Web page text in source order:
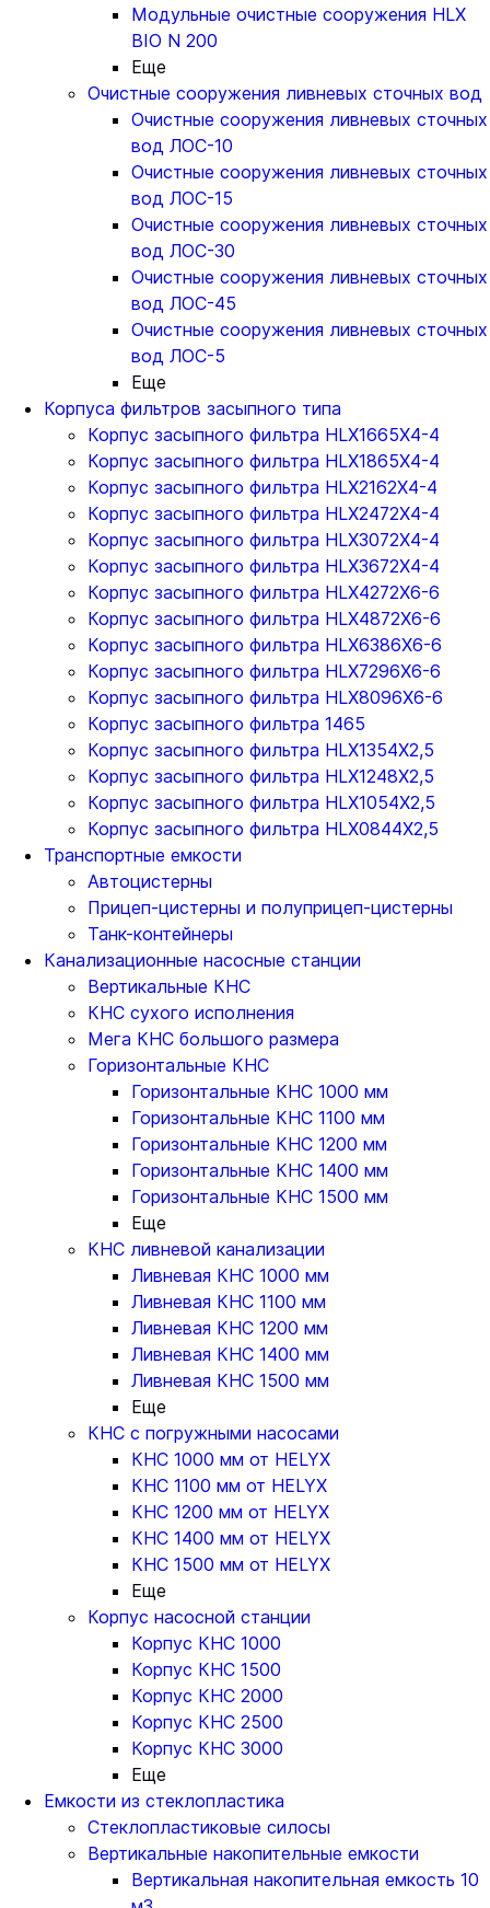
Модульные очистные сооружения HLX
BIO N 200
Еще
Очистные сооружения ливневых сточных вод
Очистные сооружения ливневых сточных
вод ЛОС-10
Очистные сооружения ливневых сточных
вод ЛОС-15
Очистные сооружения ливневых сточных
вод ЛОС-30
Очистные сооружения ливневых сточных
вод ЛОС-45
Очистные сооружения ливневых сточных
вод ЛОС-5
Еще
Корпуса фильтров засыпного типа
Корпус засыпного фильтра HLX1665X4-4
Корпус засыпного фильтра HLX1865X4-4
Корпус засыпного фильтра HLX2162X4-4
Корпус засыпного фильтра HLX2472X4-4
Корпус засыпного фильтра HLX3072X4-4
Корпус засыпного фильтра HLX3672X4-4
Корпус засыпного фильтра HLX4272X6-6
Корпус засыпного фильтра HLX4872X6-6
Корпус засыпного фильтра HLX6386X6-6
Корпус засыпного фильтра HLX7296X6-6
Корпус засыпного фильтра HLX8096X6-6
Корпус засыпного фильтра 1465
Корпус засыпного фильтра HLX1354X2,5
Корпус засыпного фильтра HLX1248X2,5
Корпус засыпного фильтра HLX1054X2,5
Корпус засыпного фильтра HLX0844X2,5
Транспортные емкости
Автоцистерны
Прицеп-цистерны и полуприцеп-цистерны
Танк-контейнеры
Канализационные насосные станции
Вертикальные КНС
КНС сухого исполнения
Мега КНС большого размера
Горизонтальные КНС
Горизонтальные КНС 1000 мм
Горизонтальные КНС 1100 мм
Горизонтальные КНС 1200 мм
Горизонтальные КНС 1400 мм
Горизонтальные КНС 1500 мм
Еще
КНС ливневой канализации
Ливневая КНС 1000 мм
Ливневая КНС 1100 мм
Ливневая КНС 1200 мм
Ливневая КНС 1400 мм
Ливневая КНС 1500 мм
Еще
КНС с погружными насосами
КНС 1000 мм от HELYX
КНС 1100 мм от HELYX
КНС 1200 мм от HELYX
КНС 1400 мм от HELYX
КНС 1500 мм от HELYX
Еще
Корпус насосной станции
Корпус КНС 1000
Корпус КНС 1500
Корпус КНС 2000
Корпус КНС 2500
Корпус КНС 3000
Еще
Емкости из стеклопластика
Стеклопластиковые силосы
Вертикальные накопительные емкости
Вертикальная накопительная емкость 10